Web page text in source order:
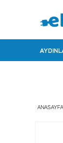
ANASAYFA